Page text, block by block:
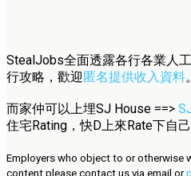
StealJobs全面透露各行各業人
行攻略，歡迎匿名提供收入資料。
而家仲可以上埋SJ House ==>
住宅Rating，快D上來Rate下自
Employers who object to or otherwise
content please contact us via email or